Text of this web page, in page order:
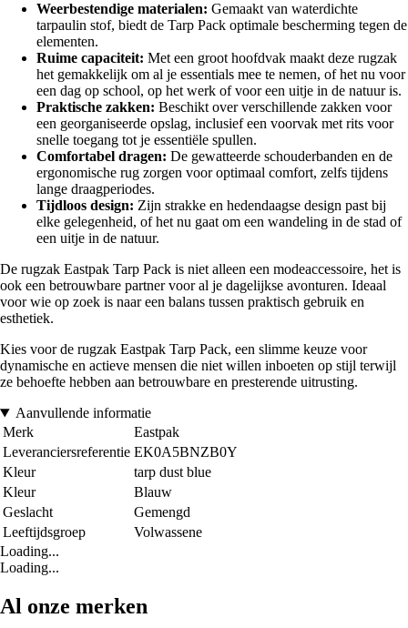
Weerbestendige materialen: Gemaakt van waterdichte
tarpaulin stof, biedt de Tarp Pack optimale bescherming tegen de
elementen.
Ruime capaciteit: Met een groot hoofdvak maakt deze rugzak
het gemakkelijk om al je essentials mee te nemen, of het nu voor
een dag op school, op het werk of voor een uitje in de natuur is.
Praktische zakken: Beschikt over verschillende zakken voor
een georganiseerde opslag, inclusief een voorvak met rits voor
snelle toegang tot je essentiële spullen.
Comfortabel dragen: De gewatteerde schouderbanden en de
ergonomische rug zorgen voor optimaal comfort, zelfs tijdens
lange draagperiodes.
Tijdloos design: Zijn strakke en hedendaagse design past bij
elke gelegenheid, of het nu gaat om een wandeling in de stad of
een uitje in de natuur.
De rugzak Eastpak Tarp Pack is niet alleen een modeaccessoire, het is
ook een betrouwbare partner voor al je dagelijkse avonturen. Ideaal
voor wie op zoek is naar een balans tussen praktisch gebruik en
esthetiek.
Kies voor de rugzak Eastpak Tarp Pack, een slimme keuze voor
dynamische en actieve mensen die niet willen inboeten op stijl terwijl
ze behoefte hebben aan betrouwbare en presterende uitrusting.
Aanvullende informatie
Merk
Eastpak
Leveranciersreferentie EK0A5BNZB0Y
Kleur
tarp dust blue
Kleur
Blauw
Geslacht
Gemengd
Leeftijdsgroep
Volwassene
Loading...
Loading...
Al onze merken